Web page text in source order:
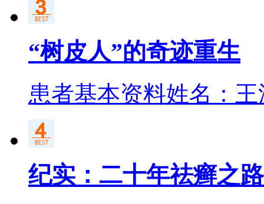
“树皮人”的奇迹重生
患者基本资料姓名：
纪实：二十年祛癣之路